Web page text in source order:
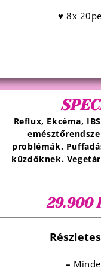
♥ 8x
Reflux, Ekcéma,
problémák.
küzdőknek.
29.900
–